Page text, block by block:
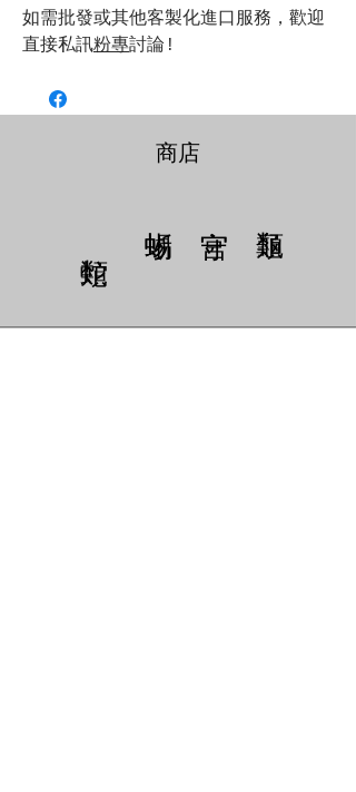
如需批發或其他客製化進口服務，歡迎
直接私訊粉專討論!
商店